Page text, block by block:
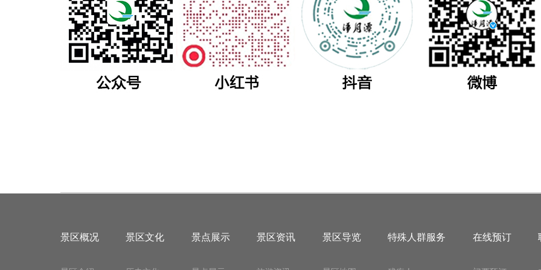
景区概况 景区文化 景点展示 景区资讯 景区导览 特殊人群服务 在线预订